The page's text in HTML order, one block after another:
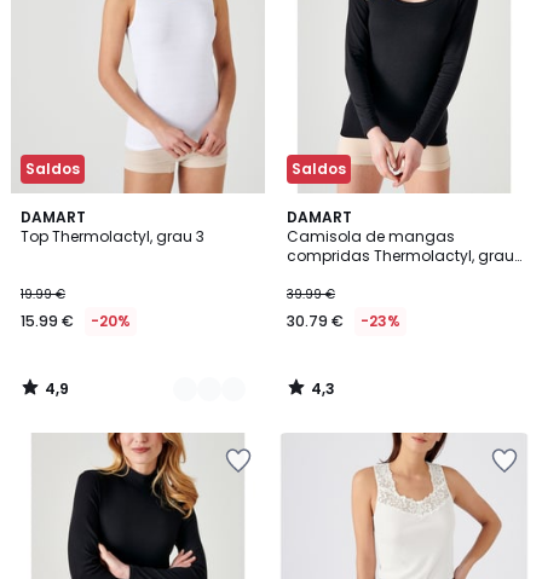
Saldos
DAMART
Top Thermolactyl, grau 3
19.99 €
15.99 € -20%
4,9
/ 5
3
Cores
4,9
/
Saldos
DAMART
Camisola de mangas
compridas Thermolactyl, grau
39.99 €
30.79 € -23%
4,3
/ 5
4,3
/